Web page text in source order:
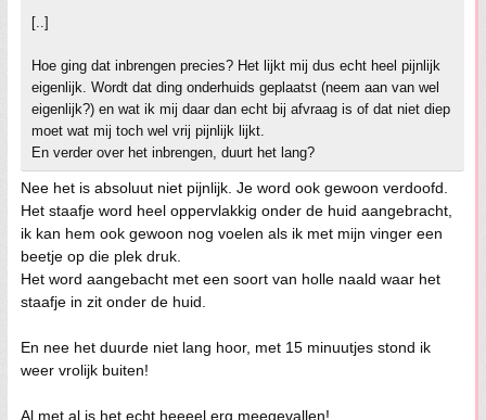
[..]
Hoe ging dat inbrengen precies? Het lijkt mij dus echt heel pijnlijk
eigenlijk. Wordt dat ding onderhuids geplaatst (neem aan van wel
eigenlijk?) en wat ik mij daar dan echt bij afvraag is of dat niet diep
moet wat mij toch wel vrij pijnlijk lijkt.
En verder over het inbrengen, duurt het lang?
Nee het is absoluut niet pijnlijk. Je word ook gewoon verdoofd.
Het staafje word heel oppervlakkig onder de huid aangebracht,
ik kan hem ook gewoon nog voelen als ik met mijn vinger een
beetje op die plek druk.
Het word aangebacht met een soort van holle naald waar het
staafje in zit onder de huid.
En nee het duurde niet lang hoor, met 15 minuutjes stond ik
weer vrolijk buiten!
Al met al is het echt heeeel erg meegevallen!